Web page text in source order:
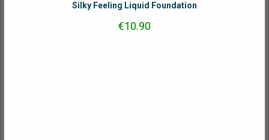
Silky Feeling Liquid Foundation
€10.90